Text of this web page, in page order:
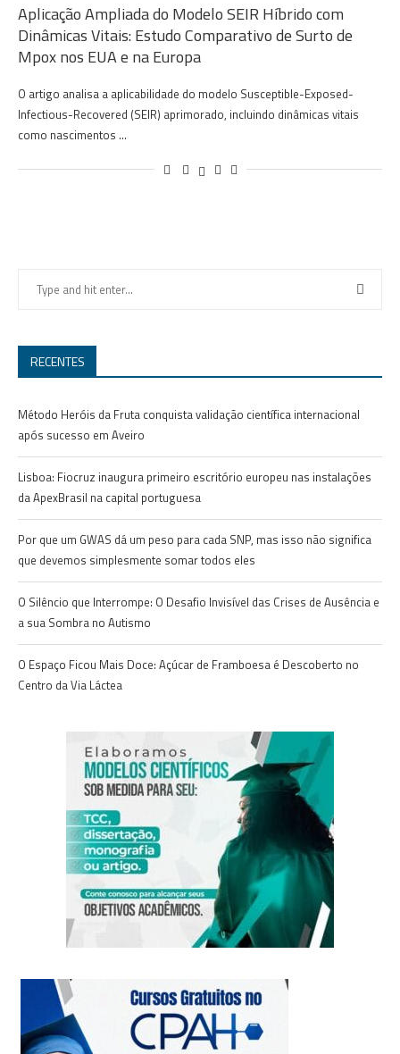
Aplicação Ampliada do Modelo SEIR Híbrido com
Dinâmicas Vitais: Estudo Comparativo de Surto de
Mpox nos EUA e na Europa
O artigo analisa a aplicabilidade do modelo Susceptible-Exposed-
Infectious-Recovered (SEIR) aprimorado, incluindo dinâmicas vitais
como nascimentos …
RECENTES
Método Heróis da Fruta conquista validação científica internacional
após sucesso em Aveiro
Lisboa: Fiocruz inaugura primeiro escritório europeu nas instalações
da ApexBrasil na capital portuguesa
Por que um GWAS dá um peso para cada SNP, mas isso não significa
que devemos simplesmente somar todos eles
O Silêncio que Interrompe: O Desafio Invisível das Crises de Ausência e
a sua Sombra no Autismo
O Espaço Ficou Mais Doce: Açúcar de Framboesa é Descoberto no
Centro da Via Láctea